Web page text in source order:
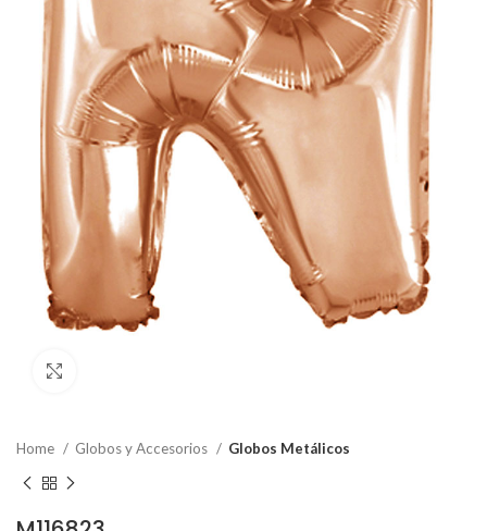
Home Globos y Accesorios Globos Metálicos